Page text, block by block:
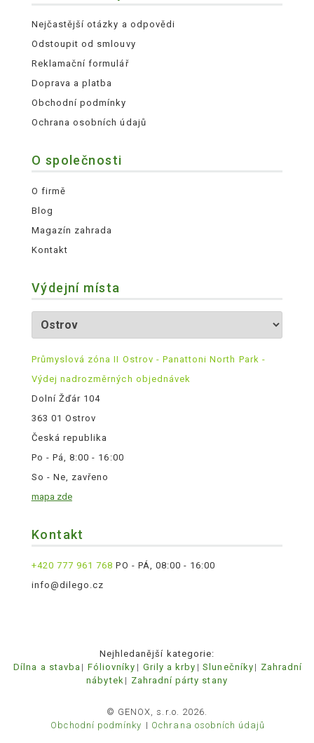
Nejčastější otázky a odpovědi
Odstoupit od smlouvy
Reklamační formulář
Doprava a platba
Obchodní podmínky
Ochrana osobních údajů
O společnosti
O firmě
Blog
Magazín zahrada
Kontakt
Výdejní místa
Průmyslová zóna II Ostrov - Panattoni North Park -
Výdej nadrozměrných objednávek
Dolní Žďár 104
363 01 Ostrov
Česká republika
Po - Pá, 8:00 - 16:00
So - Ne, zavřeno
mapa zde
Kontakt
+420 777 961 768 PO - PÁ, 08:00 - 16:00
info@dilego.cz
Nejhledanější kategorie:
Dílna a stavba
Fóliovníky Grily a krby Slunečníky
Zahradní
nábytek
Zahradní párty stany
© GENOX, s.r.o. 2026.
Obchodní podmínky
Ochrana osobních údajů